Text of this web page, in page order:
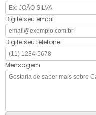
Digite seu email
Digite seu telefone
Mensagem